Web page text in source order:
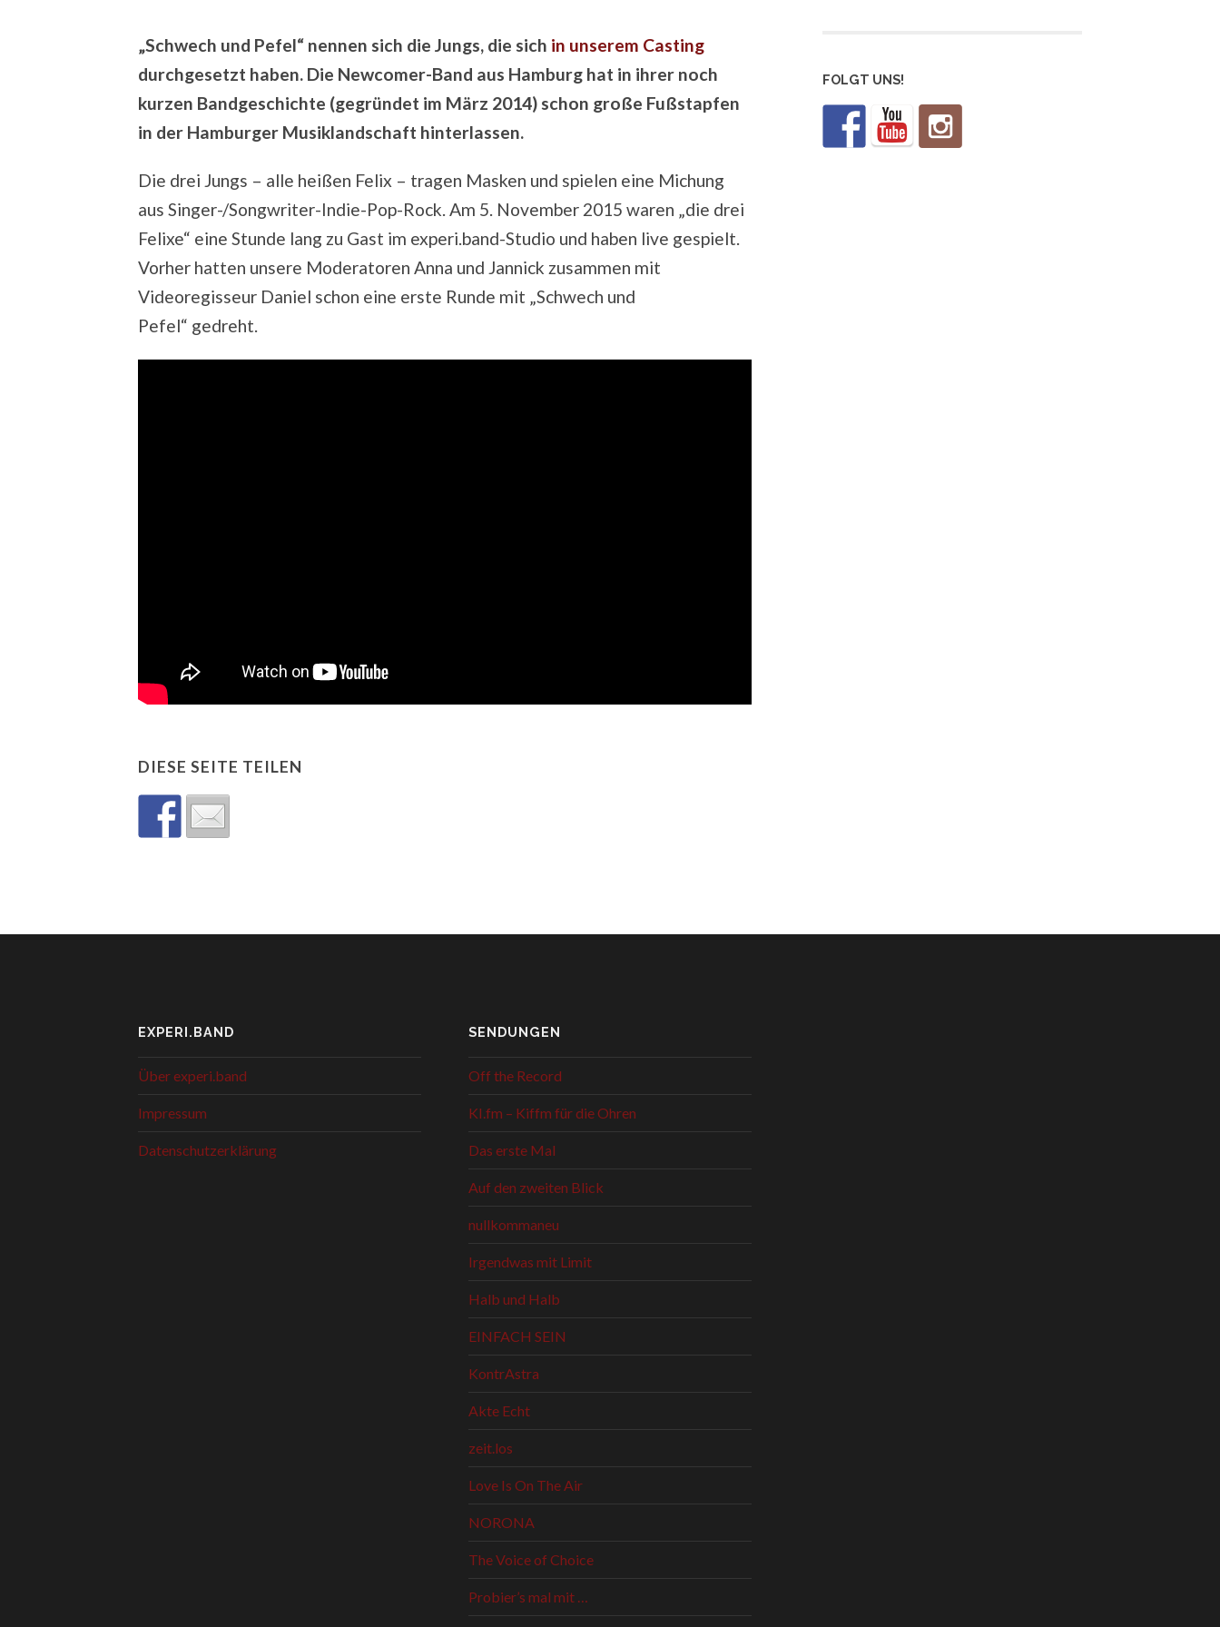
„Schwech und Pefel“ nennen sich die Jungs, die sich in unserem Casting
durchgesetzt haben. Die Newcomer-Band aus Hamburg hat in ihrer noch
kurzen Bandgeschichte (gegründet im März 2014) schon große Fußstapfen
in der Hamburger Musiklandschaft hinterlassen.
Die drei Jungs – alle heißen Felix – tragen Masken und spielen eine Michung
aus Singer-/Songwriter-Indie-Pop-Rock. Am 5. November 2015 waren „die drei
Felixe“ eine Stunde lang zu Gast im experi.band-Studio und haben live gespielt.
Vorher hatten unsere Moderatoren Anna und Jannick zusammen mit
Videoregisseur Daniel schon eine erste Runde mit „Schwech und
Pefel“ gedreht.
DIESE SEITE TEILEN
FOLGT UNS!
EXPERI.BAND
Über experi.band
Impressum
Datenschutzerklärung
SENDUNGEN
Off the Record
KI.fm – Kiffm für die Ohren
Das erste Mal
Auf den zweiten Blick
nullkommaneu
Irgendwas mit Limit
Halb und Halb
EINFACH SEIN
KontrAstra
Akte Echt
zeit.los
Love Is On The Air
NORONA
The Voice of Choice
Probier’s mal mit …